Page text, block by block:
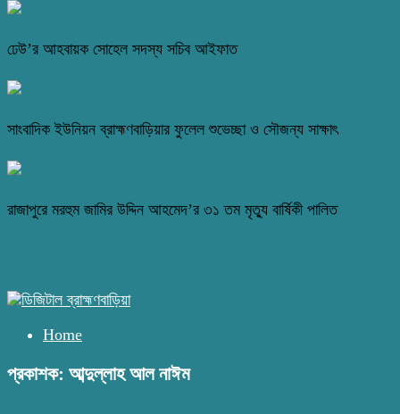
ঢেউ’র আহবায়ক সোহেল সদস্য সচিব আইফাত
সাংবাদিক ইউনিয়ন ব্রাহ্মণবাড়িয়ার ফুলেল শুভেচ্ছা ও সৌজন্য সাক্ষাৎ
রাজাপুরে মরহুম জামির উদ্দিন আহমেদ’র ৩১ তম মৃত্যু বার্ষিকী পালিত
Home
প্রকাশক: আব্দুল্লাহ আল নাঈম